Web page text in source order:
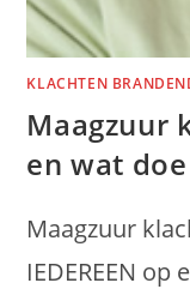
KLACHTEN
Maagzuur
en wat
Maagzuur
IEDEREEN